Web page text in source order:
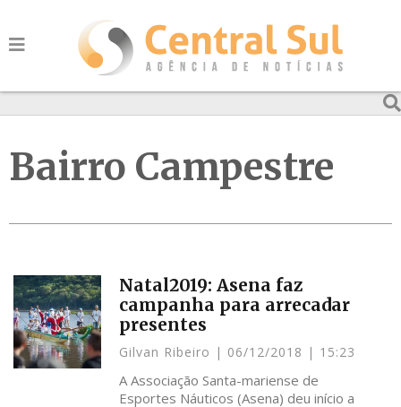
Bairro Campestre
Natal2019: Asena faz
campanha para arrecadar
presentes
Gilvan Ribeiro 06/12/2018 15:23
A Associação Santa-mariense de
Esportes Náuticos (Asena) deu início a